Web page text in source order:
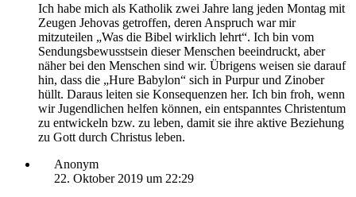
Ich habe mich als Katholik zwei Jahre lang jeden Montag mit
Zeugen Jehovas getroffen, deren Anspruch war mir
mitzuteilen „Was die Bibel wirklich lehrt“. Ich bin vom
Sendungsbewusstsein dieser Menschen beeindruckt, aber
näher bei den Menschen sind wir. Übrigens weisen sie darauf
hin, dass die „Hure Babylon“ sich in Purpur und Zinober
hüllt. Daraus leiten sie Konsequenzen her. Ich bin froh, wenn
wir Jugendlichen helfen können, ein entspanntes Christentum
zu entwickeln bzw. zu leben, damit sie ihre aktive Beziehung
zu Gott durch Christus leben.
Anonym
22. Oktober 2019 um 22:29